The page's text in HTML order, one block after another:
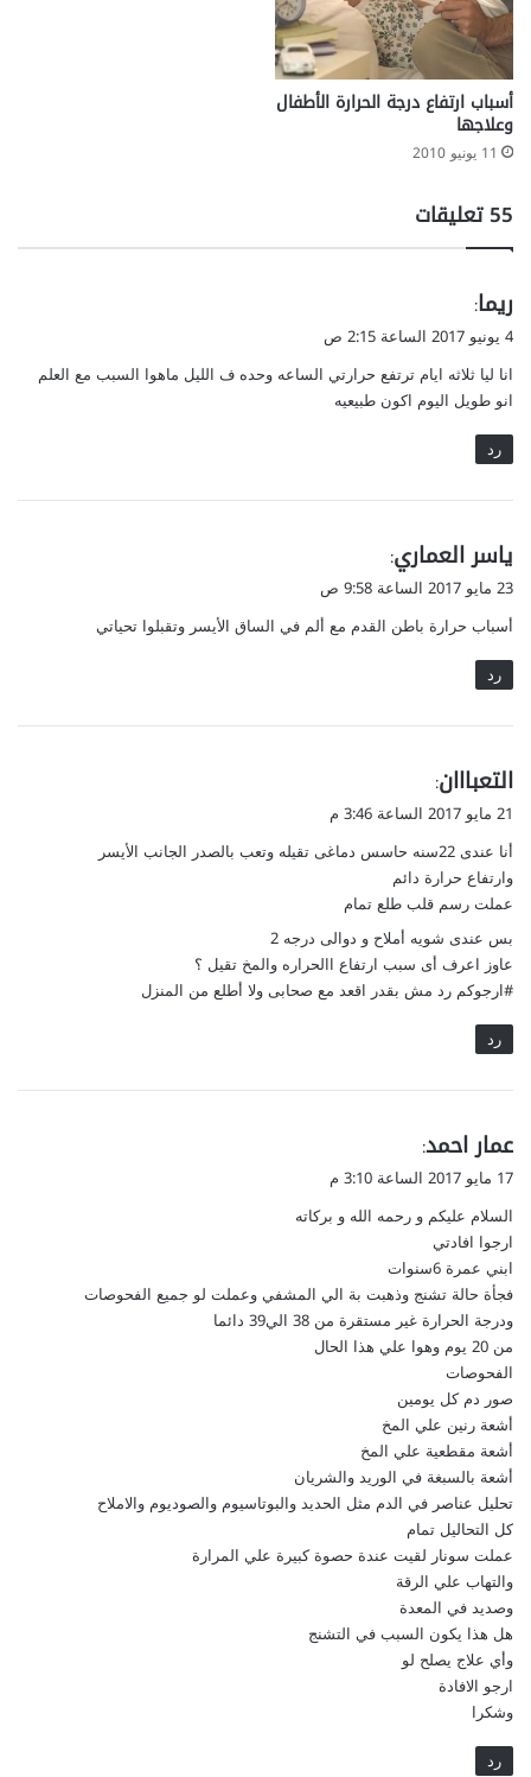
أسباب ارتفاع درجة الحرارة الأطفال
وعلاجها
11 يونيو 2010
‫55 تعليقات
ي
ق
ل
ريما:
4 يونيو 2017 الساعة 2:15 ص
انا ليا ثلاثه ايام ترتفع حرارتي الساعه وحده ف الليل ماهوا السبب مع العلم
انو طويل اليوم اكون طبيعيه
رد
ي
ق
ل
ياسر العماري:
23 مايو 2017 الساعة 9:58 ص
أسباب حرارة باطن القدم مع ألم في الساق الأيسر وتقبلوا تحياتي
رد
ي
ق
ل
التعبااان:
21 مايو 2017 الساعة 3:46 م
أنا عندى 22سنه حاسس دماغى تقيله وتعب بالصدر الجانب الأيسر
وارتفاع حرارة دائم
عملت رسم قلب طلع تمام
بس عندى شويه أملاح و دوالى درجه 2
عاوز اعرف أى سبب ارتفاع االحراره والمخ تقيل ؟
#ارجوكم رد مش بقدر اقعد مع صحابى ولا أطلع من المنزل
رد
ي
ق
ل
عمار احمد:
17 مايو 2017 الساعة 3:10 م
السلام عليكم و رحمه الله و بركاته
ارجوا افادتي
ابني عمرة 6سنوات
فجأة حالة تشنج وذهبت بة الي المشفي وعملت لو جميع الفحوصات
ودرجة الحرارة غير مستقرة من 38 الي39 دائما
من 20 يوم وهوا علي هذا الحال
الفحوصات
صور دم كل يومين
أشعة رنين علي المخ
أشعة مقطعية علي المخ
أشعة بالسبغة في الوريد والشريان
تحليل عناصر في الدم مثل الحديد والبوتاسيوم والصوديوم والاملاح
كل التحاليل تمام
عملت سونار لقيت عندة حصوة كبيرة علي المرارة
والتهاب علي الرقة
وصديد في المعدة
هل هذا يكون السبب في التشنج
وأي علاج يصلح لو
ارجو الافادة
وشكرا
رد